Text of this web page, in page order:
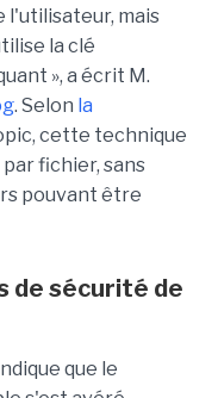
l'utilisateur, mais
la clé
», a écrit M.
. Selon la
cette technique
fichier, sans
pouvant être
de sécurité de
que le